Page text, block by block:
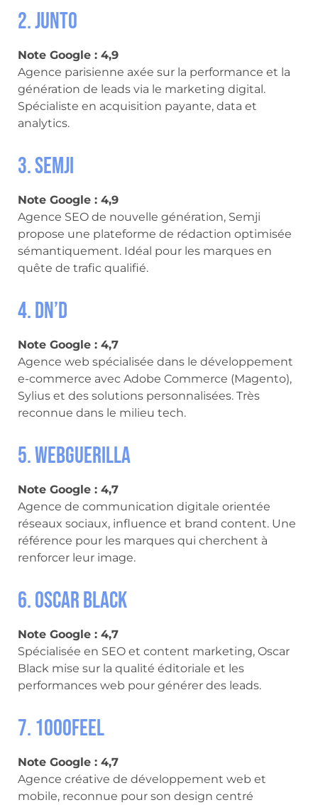
2. Junto
Note Google : 4,9
Agence parisienne axée sur la performance et la
génération de leads via le marketing digital.
Spécialiste en acquisition payante, data et
analytics.
3. Semji
Note Google : 4,9
Agence SEO de nouvelle génération, Semji
propose une plateforme de rédaction optimisée
sémantiquement. Idéal pour les marques en
quête de trafic qualifié.
4. Dn’D
Note Google : 4,7
Agence web spécialisée dans le développement
e-commerce avec Adobe Commerce (Magento),
Sylius et des solutions personnalisées. Très
reconnue dans le milieu tech.
5. Webguerilla
Note Google : 4,7
Agence de communication digitale orientée
réseaux sociaux, influence et brand content. Une
référence pour les marques qui cherchent à
renforcer leur image.
6. Oscar Black
Note Google : 4,7
Spécialisée en SEO et content marketing, Oscar
Black mise sur la qualité éditoriale et les
performances web pour générer des leads.
7. 1000feel
Note Google : 4,7
Agence créative de développement web et
mobile, reconnue pour son design centré